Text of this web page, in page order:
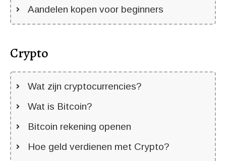
Aandelen kopen voor beginners
Crypto
Wat zijn cryptocurrencies?
Wat is Bitcoin?
Bitcoin rekening openen
Hoe geld verdienen met Crypto?